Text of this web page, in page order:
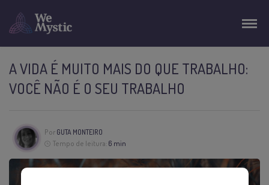
A VIDA É MUITO MAIS DO QUE TRABALHO:
VOCÊ NÃO É O SEU TRABALHO
Por GUTA MONTEIRO
Tempo de leitura: 6 min